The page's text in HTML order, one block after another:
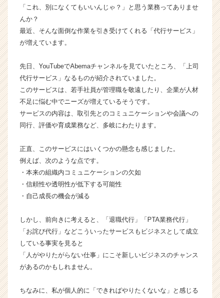
t
n
イ
ム
ラ
イ
|
ベ
チ
ャ
ー・
成
企
か
ら
ス
カ
届
「これ、別になくてもいいんじゃ？」と思う業務ってありませ
んか？
最近、そんな面倒な作業を引き受けてくれる「代行サービス」
が増えています。
先日、YouTubeでAbemaチャンネルを見ていたところ、「上司
代行サービス」なるものが紹介されていました。
このサービスは、若手社員が管理職を敬遠したり、企業が人材
不足に悩む中でニーズが増えているそうです。
サービスの内容は、取引先とのコミュニケーションや会議への
同行、評価や育成業務など、多岐にわたります。
正直、このサービスにはいくつかの懸念も感じました。
例えば、次のような点です。
・本来の組織内コミュニケーションの欠如
・信頼性や透明性が低下する可能性
・自己成長の機会が減る
しかし、前向きに考えると、「退職代行」「PTA業務代行」
「お詫び代行」などこういったサービスもビジネスとして成立
している事実を見ると
「人がやりたがらない仕事」にこそ新しいビジネスのチャンス
があるのかもしれません。
ちなみに、私が個人的に「できればやりたくないな」と感じる